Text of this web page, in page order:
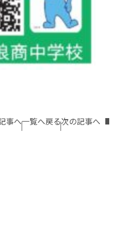
事へ一覧へ戻る次の記事へ